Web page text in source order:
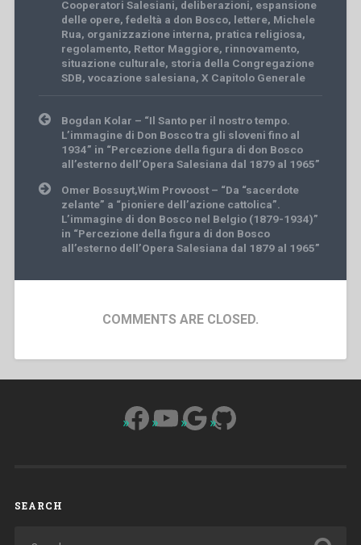
Cooperatori Salesiani, deliberazioni, espansione
delle opere, fedeltà a don Bosco, lettere, Michele
Rua, organizzazione interna, pratica religiosa,
regolamento, Rettor Maggiore, rinnovamento,
situazione culturale, storia della Congregazione
SDB, vocazione salesiana, X Capitolo Generale
Post
navigation
Bogdan Kolar – “Il Santo per il nostro tempo.
L’immagine di Don Bosco tra gli sloveni fino al
1934” in “Percezione della figura di don Bosco
all’esterno dell’Opera Salesiana dal 1879 al 1965”
Omer Bossuyt,Wim Provoost – “Da “sacerdote
zelante” a “pioniere dell’azione cattolica”.
L’immagine di don Bosco nel Belgio (1879-1934)”
in “Percezione della figura di don Bosco
all’esterno dell’Opera Salesiana dal 1879 al 1965”
COMMENTS ARE CLOSED.
Facebook
YouTube
Google
GitHub
SEARCH